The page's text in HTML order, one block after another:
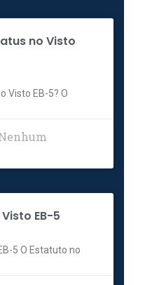
no Visto
Visto EB-5? O
EB-5
5 O Estatuto no